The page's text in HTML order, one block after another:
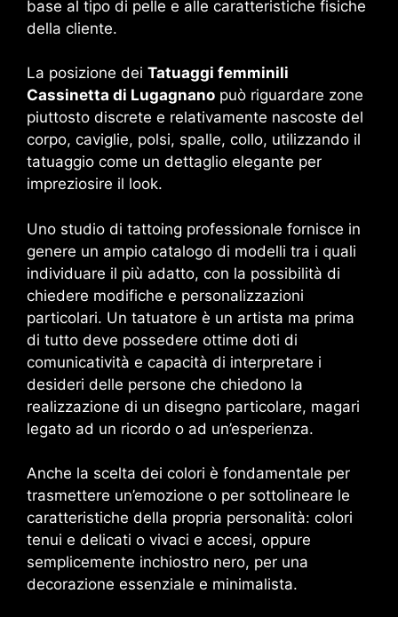
base al tipo di pelle e alle caratteristiche fisiche
della cliente.
La posizione dei Tatuaggi femminili
Cassinetta di Lugagnano può riguardare zone
piuttosto discrete e relativamente nascoste del
corpo, caviglie, polsi, spalle, collo, utilizzando il
tatuaggio come un dettaglio elegante per
impreziosire il look.
Uno studio di tattoing professionale fornisce in
genere un ampio catalogo di modelli tra i quali
individuare il più adatto, con la possibilità di
chiedere modifiche e personalizzazioni
particolari. Un tatuatore è un artista ma prima
di tutto deve possedere ottime doti di
comunicatività e capacità di interpretare i
desideri delle persone che chiedono la
realizzazione di un disegno particolare, magari
legato ad un ricordo o ad un’esperienza.
Anche la scelta dei colori è fondamentale per
trasmettere un’emozione o per sottolineare le
caratteristiche della propria personalità: colori
tenui e delicati o vivaci e accesi, oppure
semplicemente inchiostro nero, per una
decorazione essenziale e minimalista.